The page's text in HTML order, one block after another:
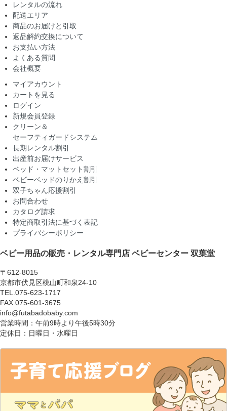
レンタルの流れ
配送エリア
商品のお届けと引取
返品解約交換について
お支払い方法
よくある質問
会社概要
マイアカウント
カートを見る
ログイン
新規会員登録
クリーン＆
セーフティガードシステム
長期レンタル割引
出産前お届けサービス
ベッド・マットセット割引
ベビーベッドのりかえ割引
双子ちゃん応援割引
お問合わせ
カタログ請求
特定商取引法に基づく表記
プライバシーポリシー
ベビー用品の販売・レンタル専門店 ベビーセンター 双葉堂
〒612-8015
京都市伏見区桃山町和泉24-10
TEL.075-623-1717
FAX.075-601-3675
info@futabadobaby.com
営業時間：午前9時より午後5時30分
定休日：日曜日・水曜日